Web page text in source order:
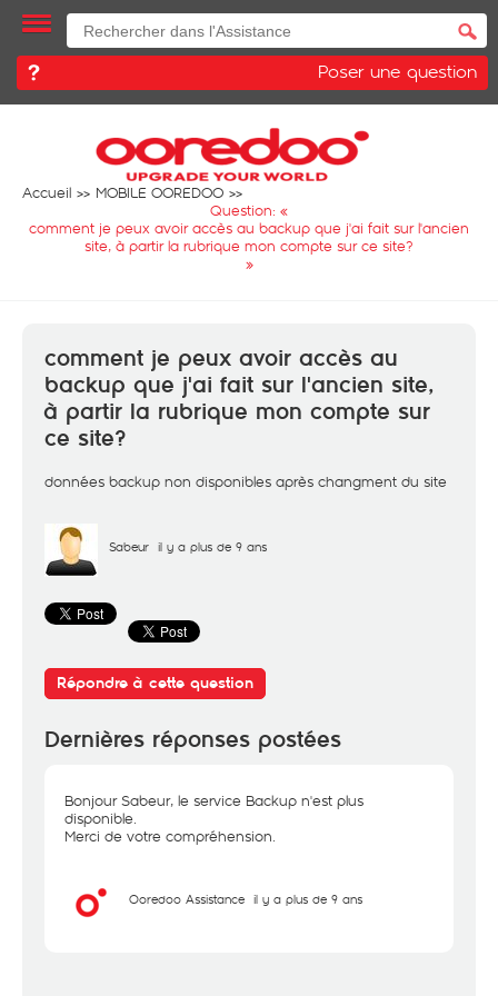
Poser une question
Accueil
MOBILE OOREDOO
Question: «
comment je peux avoir accès au backup que j'ai fait sur l'ancien
site, à partir la rubrique mon compte sur ce site?
»
comment je peux avoir accès au
backup que j'ai fait sur l'ancien site,
à partir la rubrique mon compte sur
ce site?
données backup non disponibles après changment du site
Sabeur il y a plus de 9 ans
Répondre à cette question
Dernières réponses postées
Bonjour Sabeur, le service Backup n'est plus
disponible.
Merci de votre compréhension.
Ooredoo Assistance il y a plus de 9 ans